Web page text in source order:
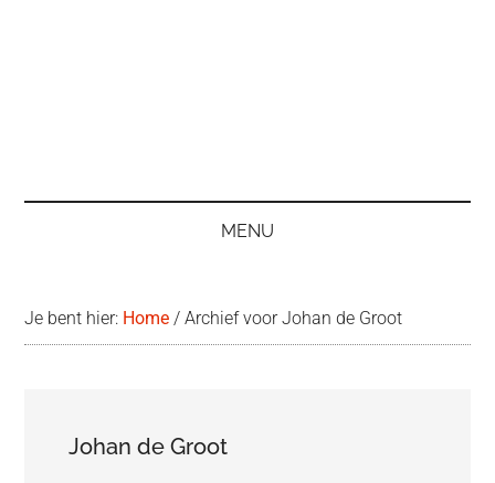
MENU
Je bent hier: Home / Archief voor Johan de Groot
Johan de Groot